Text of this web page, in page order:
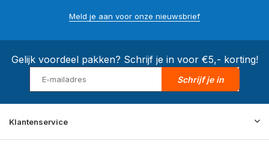
Meld je aan voor onze nieuwsbrief
Gelijk voordeel pakken? Schrijf je in voor €5,- korting!
Schrijf je in
Klantenservice